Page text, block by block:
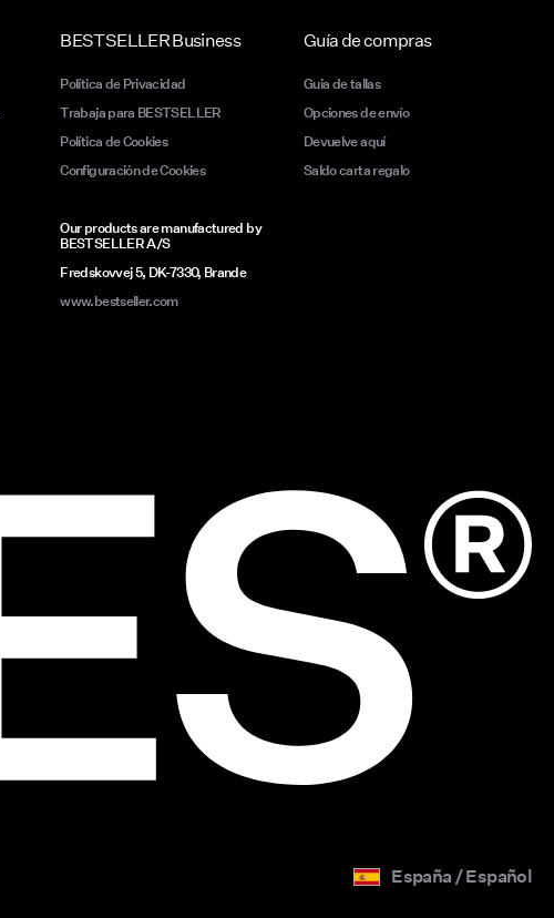
BESTSELLER Business
Política de Privacidad
Trabaja para BESTSELLER
Política de Cookies
Configuración de Cookies
Our products are manufactured by
BESTSELLER A/S
Fredskovvej 5, DK-7330, Brande
www.bestseller.com
Guía de compras
Guia de tallas
Opciones de envío
Devuelve aquí
Saldo carta regalo
España / Español